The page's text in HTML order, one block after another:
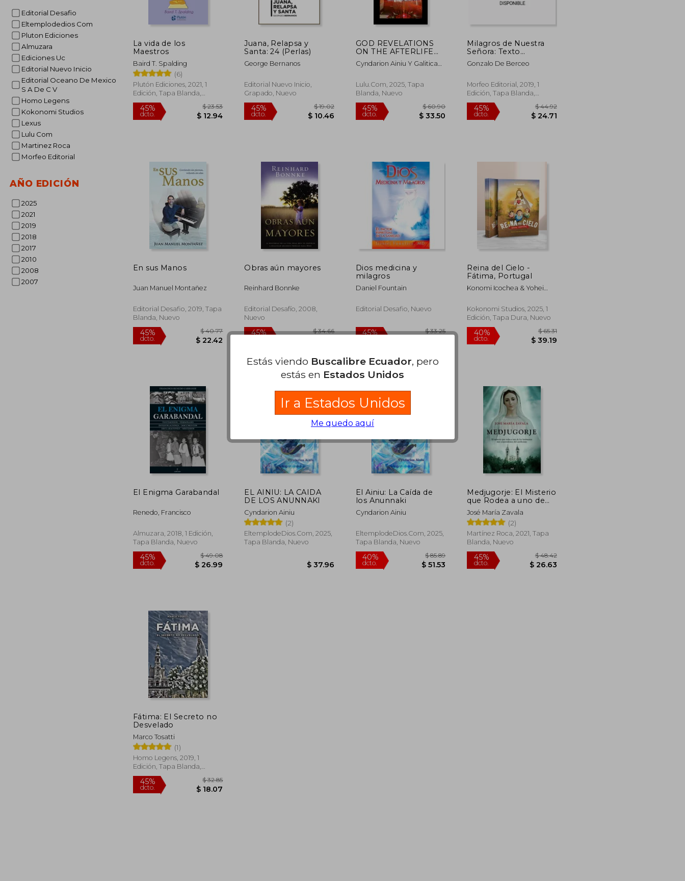
Editorial Desafio
Eltemplodedios Com
Pluton Ediciones
Almuzara
Ediciones Uc
Editorial Nuevo Inicio
Editorial Oceano De Mexico
S A De C V
Homo Legens
Kokonomi Studios
Lexus
Lulu Com
Martinez Roca
Morfeo Editorial
AÑO EDICIÓN
2025
2021
2019
2018
2017
2010
2008
2007
La vida de los
Maestros
Baird T. Spalding
(6)
Plutón Ediciones, 2021, 1
Edición, Tapa Blanda,
Nuevo
45%
Juana, Relapsa y
Santa: 24 (Perlas)
George Bernanos
Editorial Nuevo Inicio,
Grapado, Nuevo
45%
dcto.
GOD REVELATIONS
ON THE AFTERLIFE
(en Inglés)
Cyndarion Ainiu Y Galitica
Lulu.com, 2025, Tapa
Blanda, Nuevo
45%
dcto.
$ 60.90
$ 33.50
Milagros de Nuestra
Señora: Texto
Adaptado al
Castellano Moderno
Alcaide: 3 (Morfeo
Clásicos)
Gonzalo De Berceo
Morfeo Editorial, 2019, 1
Edición, Tapa Blanda,
Nuevo
45%
dcto.
En sus Manos
Juan Manuel Montañez
Editorial Desafio, 2019, Tapa
Blanda, Nuevo
45%
dcto. $ 22.42
Obras aún mayores
Reinhard Bonnke
Editorial Desafío, 2008,
Nuevo
dcto.
$ 34.66
$ 19.06
Dios medicina y
milagros
Daniel Fountain
Editorial Desafio, Nuevo
dcto.
$ 33.25
$ 18.29
Reina del Cielo -
Fátima, Portugal
Konomi Icochea & Yohei
Kokonomi Studios, 2025, 1
Edición, Tapa Dura, Nuevo
40%
dcto.
El Enigma Garabandal
Renedo, Francisco
Almuzara, 2018, 1 Edición,
Tapa Blanda, Nuevo
45%
dcto.
EL AINIU: LA CAIDA
DE LOS ANUNNAKI
Cyndarion Ainiu
(2)
EltemplodeDios.com, 2025,
Tapa Blanda, Nuevo
El Ainiu: La Caída de
los Anunnaki
Cyndarion Ainiu
EltemplodeDios.com, 2025,
Tapa Blanda, Nuevo
Medjugorje: El Misterio
que Rodea a uno de
los Fenómenos más
Sorprendentes del
Catolicismo (no
Ficción)
José María Zavala
(2)
Martínez Roca, 2021, Tapa
Blanda, Nuevo
Fátima: El Secreto no
Desvelado
Marco Tosatti
(1)
Homo Legens, 2019, 1
Edición, Tapa Blanda,
Nuevo
Estás viendo Buscalibre Ecuador, pero
estás en Estados Unidos
Ir a Estados Unidos
Me quedo aquí